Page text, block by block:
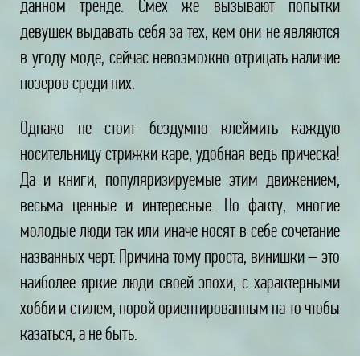
данном тренде. Смех же вызывают попытки
девушек выдавать себя за тех, кем они не являются
в угоду моде, сейчас невозможно отрицать наличие
позеров среди них.
Однако не стоит бездумно клеймить каждую
носительницу стрижки каре, удобная ведь прическа!
Да и книги, популяризируемые этим движением,
весьма ценные и интересные. По факту, многие
молодые люди так или иначе носят в себе сочетание
названных черт. Причина тому проста, винишки – это
наиболее яркие люди своей эпохи, с характерными
хобби и стилем, порой ориентированным на то чтобы
казаться, а не быть.